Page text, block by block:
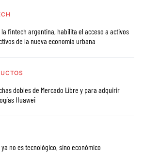
argentina, habilita el acceso a activos
de la nueva economía urbana
dobles de Mercado Libre y para adquirir
Huawei
ya no es tecnológico, sino económico